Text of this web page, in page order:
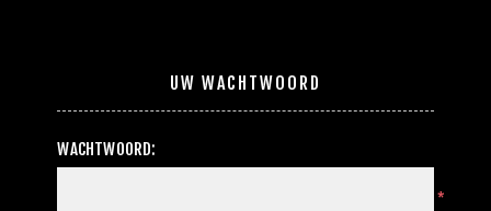
UW WACHTWOORD
WACHTWOORD:
*